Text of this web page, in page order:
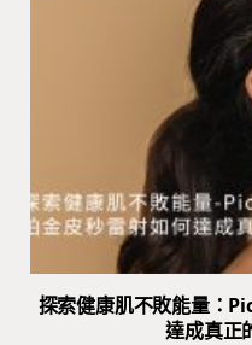
探索健康肌不敗能量：
達成真正